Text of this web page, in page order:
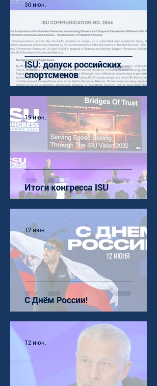
ISU: допуск российских
спортсменов
30 июн.
Итоги конгресса ISU
19 июн.
С Днём России!
12 июн.
12 июн.